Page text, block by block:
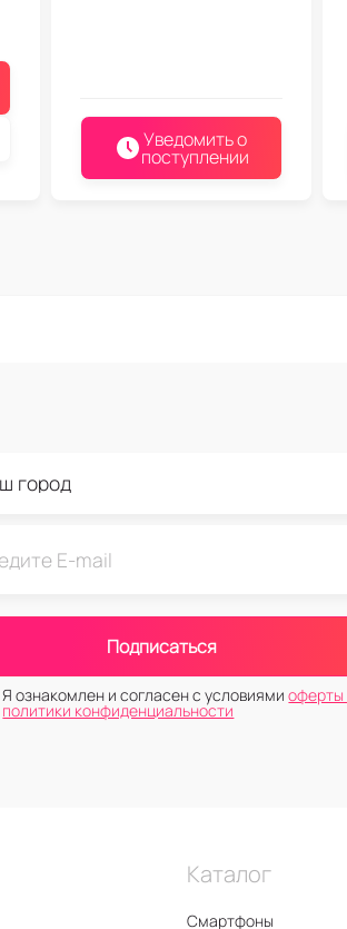
Уведомить о
поступлении
Подписаться
Я ознакомлен и согласен с условиямиоферты
политики конфиденциальности
Каталог
Смартфоны